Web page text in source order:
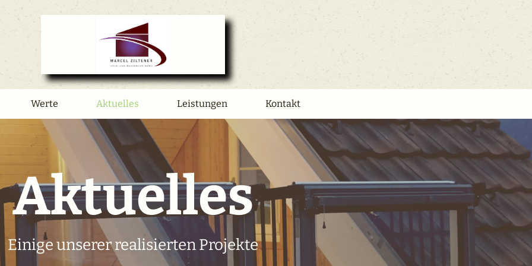
Werte Aktuelles Leistungen Kontakt
Aktuelles
Einige unserer realisierten Projekte